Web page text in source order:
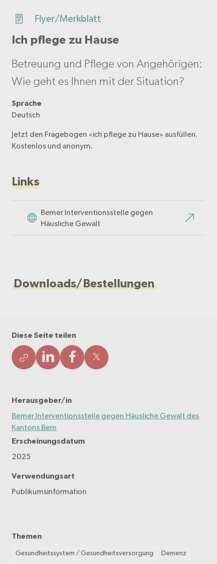
Flyer/Merkblatt
Ich pflege zu Hause
Betreuung und Pflege von Angehörigen:
Wie geht es Ihnen mit der Situation?
Sprache
Deutsch
Jetzt den Fragebogen «ich pflege zu Hause» ausfüllen.
Kostenlos und anonym.
Links
Berner Interventionsstelle gegen
Häusliche Gewalt
Downloads/Bestellungen
Diese Seite teilen
Herausgeber/in
Berner Interventionsstelle gegen Häusliche Gewalt des
Kantons Bern
Erscheinungsdatum
2025
Verwendungsart
Publikumsinformation
Themen
Gesundheitssystem / Gesundheitsversorgung Demenz